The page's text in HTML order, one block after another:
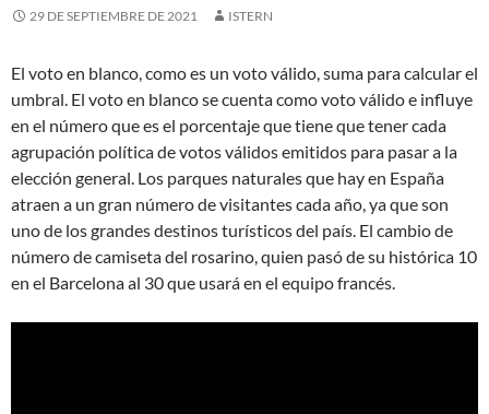
29 DE SEPTIEMBRE DE 2021 ISTERN
El voto en blanco, como es un voto válido, suma para calcular el
umbral. El voto en blanco se cuenta como voto válido e influye
en el número que es el porcentaje que tiene que tener cada
agrupación política de votos válidos emitidos para pasar a la
elección general. Los parques naturales que hay en España
atraen a un gran número de visitantes cada año, ya que son
uno de los grandes destinos turísticos del país. El cambio de
número de camiseta del rosarino, quien pasó de su histórica 10
en el Barcelona al 30 que usará en el equipo francés.